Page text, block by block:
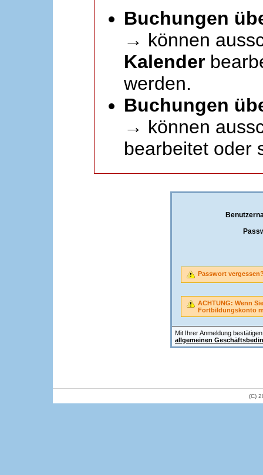
Buchungen
→ können
Kalender
werden.
Buchungen
→ können
bearbeitet oder
Mit Ihrer Anmeldung
allgemeinen
Passwort
ACHTUNG: Wenn
Fortbildungskonto
(C)